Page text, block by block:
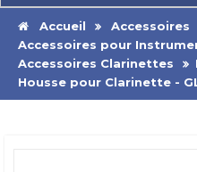
Accueil
Accessoires
Accessoires pour
Accessoires Clarinettes
Housse pour Clarinette -